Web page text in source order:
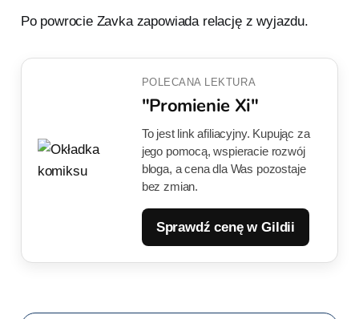
Po powrocie Zavka zapowiada relację z wyjazdu.
POLECANA LEKTURA
"Promienie Xi"
To jest link afiliacyjny. Kupując za
jego pomocą, wspieracie rozwój
bloga, a cena dla Was pozostaje
bez zmian.
Sprawdź cenę w Gildii